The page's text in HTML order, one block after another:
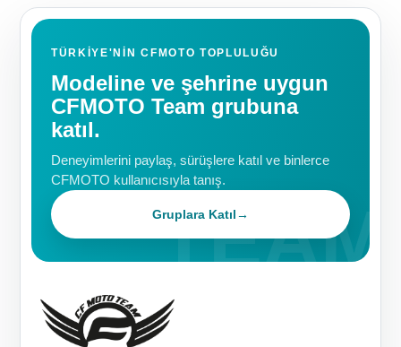
TÜRKIYE'NIN CFMOTO TOPLULUĞU
Modeline ve şehrine uygun
CFMOTO Team grubuna
katıl.
Deneyimlerini paylaş, sürüşlere katıl ve binlerce
CFMOTO kullanıcısıyla tanış.
Gruplara Katıl→